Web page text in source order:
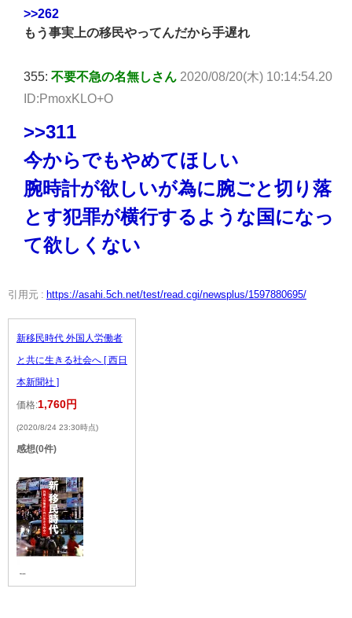
>>262
もう事実上の移民やってんだから手遅れ
355: 不要不急の名無しさん 2020/08/20(木) 10:14:54.20
ID:PmoxKLO+O
>>311
今からでもやめてほしい
腕時計が欲しいが為に腕ごと切り落
とす犯罪が横行するような国になっ
て欲しくない
引用元 : https://asahi.5ch.net/test/read.cgi/newsplus/1597880695/
新移民時代 外国人労働者
と共に生きる社会へ [ 西日
本新聞社 ]
価格:1,760円
(2020/8/24 23:30時点)
感想(0件)